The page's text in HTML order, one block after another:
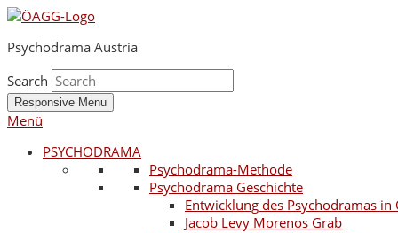
Psychodrama Austria
Search
Responsive Menu
Menü
PSYCHODRAMA
Psychodrama-Methode
Psychodrama Geschichte
Entwicklung des Psychodramas in
Jacob Levy Morenos Grab